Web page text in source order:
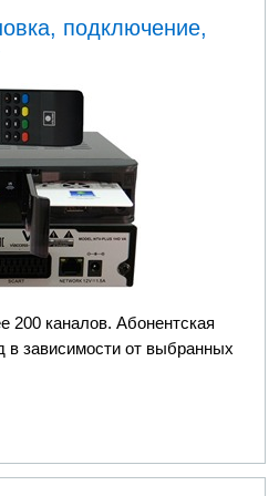
подключение,
каналов. Абонентская
в зависимости от выбранных